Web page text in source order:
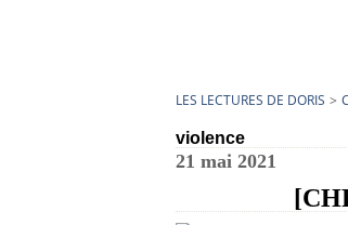
LES LECTURES DE DORIS >
violence
21 mai 2021